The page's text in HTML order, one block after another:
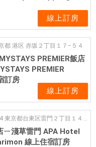
線上訂房
都 港区 赤坂２丁目１７−５４
PREMIER飯店
PREMIER
訂房
線上訂房
日本〒111-0034 東京都台東区雷門２丁目１４−１
ㄧ淺草雷門 APA Hotel
線上住宿訂房